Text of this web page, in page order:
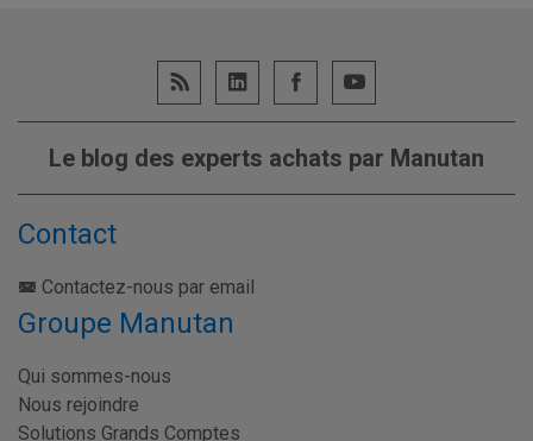
Le blog des experts achats par Manutan
Contact
Contactez-nous par email
Groupe Manutan
Qui sommes-nous
Nous rejoindre
Solutions Grands Comptes